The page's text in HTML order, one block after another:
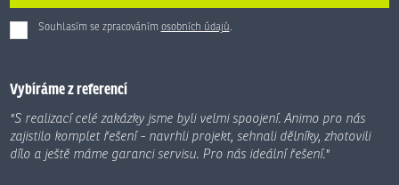
Souhlasím se zpracováním osobních údajů.
Formulář
nepodařilo
odeslat.
Vybíráme z referencí
"S realizací celé zakázky jsme byli velmi spoojení. Animo pro nás
zajistilo komplet řešení - navrhli projekt, sehnali dělníky, zhotovili
dílo a ještě máme garanci servisu. Pro nás ideální řešení."